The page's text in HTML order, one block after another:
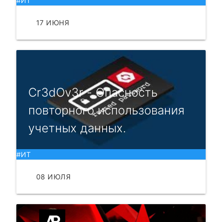
17 ИЮНЯ
Cr3dOv3r - Опасность
повторного использования
учетных данных.
#ИТ
08 ИЮЛЯ